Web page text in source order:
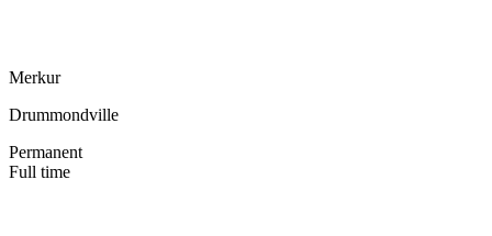
Merkur
Drummondville
Permanent
Full time